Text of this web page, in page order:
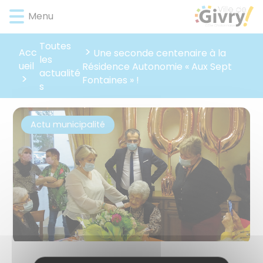
Lien
d'accès
rapide
menu
Lien
d'accès
rapide
contenu
principal
Lien
d'accès
rapide
recherche
Lien
d'accès
rapide
pied
Menu
Acc
ueil
Toutes
les
actualité
s
Une seconde centenaire à la
Résidence Autonomie « Aux Sept
Fontaines » !
Actu municipalité